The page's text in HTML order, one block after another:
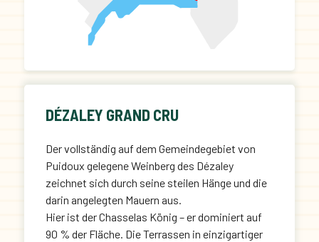
DÉZALEY GRAND CRU
Der vollständig auf dem Gemeindegebiet von
Puidoux gelegene Weinberg des Dézaley
zeichnet sich durch seine steilen Hänge und die
darin angelegten Mauern aus.
Hier ist der Chasselas König – er dominiert auf
90 % der Fläche. Die Terrassen in einzigartiger